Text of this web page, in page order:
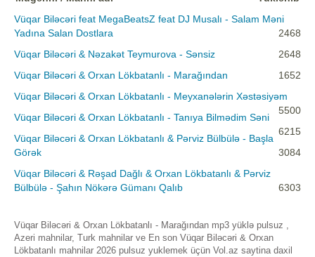
Vüqar Biləcəri feat MegaBeatsZ feat DJ Musalı - Salam Məni
Yadına Salan Dostlara
2468
Vüqar Biləcəri & Nəzakət Teymurova - Sənsiz
2648
Vüqar Biləcəri & Orxan Lökbatanlı - Marağından
1652
Vüqar Biləcəri & Orxan Lökbatanlı - Meyxanələrin Xəstəsiyəm
5500
Vüqar Biləcəri & Orxan Lökbatanlı - Tanıya Bilmədim Səni
6215
Vüqar Biləcəri & Orxan Lökbatanlı & Pərviz Bülbülə - Başla
Görək
3084
Vüqar Biləcəri & Rəşad Dağlı & Orxan Lökbatanlı & Pərviz
Bülbülə - Şahın Nökərə Gümanı Qalıb
6303
Vüqar Biləcəri & Orxan Lökbatanlı - Marağından mp3 yüklə pulsuz ,
Azeri mahnilar, Turk mahnilar ve En son Vüqar Biləcəri & Orxan
Lökbatanlı mahnilar 2026 pulsuz yuklemek üçün Vol.az saytina daxil